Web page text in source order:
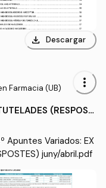
download Descargar
Farmacia (UB) more_vert
(RESPOST
Apuntes Variados: EX
juny/abril.pdf